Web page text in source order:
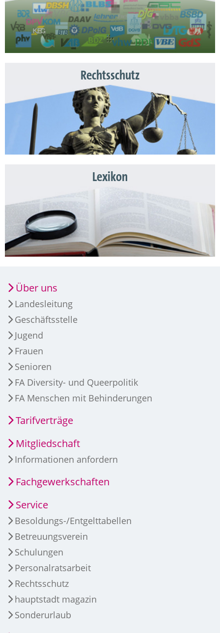
Rechtsschutz
Lexikon
Über uns
Landesleitung
Geschäftsstelle
Jugend
Frauen
Senioren
FA Diversity- und Queerpolitik
FA Menschen mit Behinderungen
Tarifverträge
Mitgliedschaft
Informationen anfordern
Fachgewerkschaften
Service
Besoldungs-/Entgelttabellen
Betreuungsverein
Schulungen
Personalratsarbeit
Rechtsschutz
hauptstadt magazin
Sonderurlaub